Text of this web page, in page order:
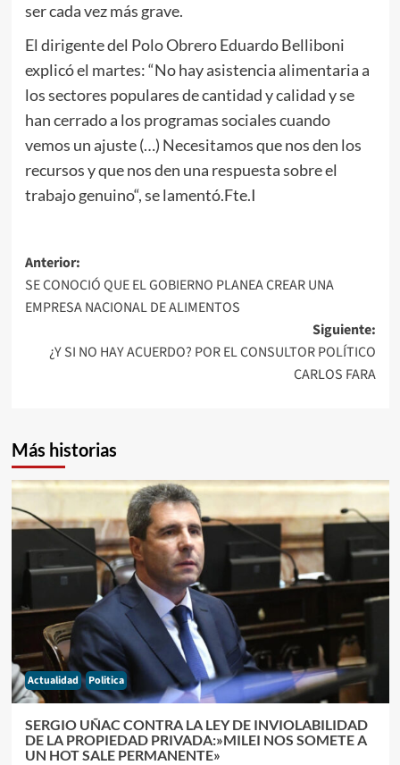
ser cada vez más grave.
El dirigente del Polo Obrero Eduardo Belliboni
explicó el martes: “No hay asistencia alimentaria a
los sectores populares de cantidad y calidad y se
han cerrado a los programas sociales cuando
vemos un ajuste (…) Necesitamos que nos den los
recursos y que nos den una respuesta sobre el
trabajo genuino“, se lamentó.Fte.I
Navegación
de
Anterior:
SE CONOCIÓ QUE EL GOBIERNO PLANEA CREAR UNA
EMPRESA NACIONAL DE ALIMENTOS
Siguiente:
¿Y SI NO HAY ACUERDO? POR EL CONSULTOR POLÍTICO
CARLOS FARA
Más historias
Actualidad Politica
SERGIO UÑAC CONTRA LA LEY DE INVIOLABILIDAD
DE LA PROPIEDAD PRIVADA:»MILEI NOS SOMETE A
UN HOT SALE PERMANENTE»